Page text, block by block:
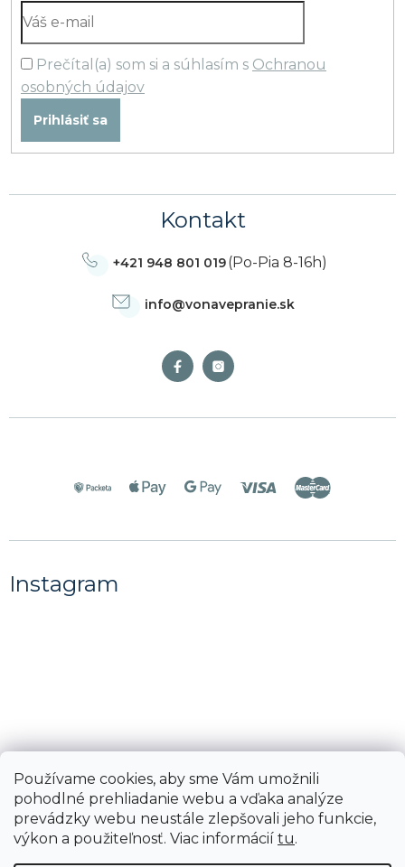
Používame cookies, aby sme Vám umožnili
pohodlné prehliadanie webu a vďaka analýze
prevádzky webu neustále zlepšovali jeho funkcie,
výkon a použiteľnosť. Viac informácií tu.
Prečítal(a) som si a súhlasím s Ochranou
osobných údajov
Prihlásiť sa
Kontakt
info@vonavepranie.sk
+421 948 801 019(Po-Pia 8-16h)
Instagram
Sledovať na Instagrame